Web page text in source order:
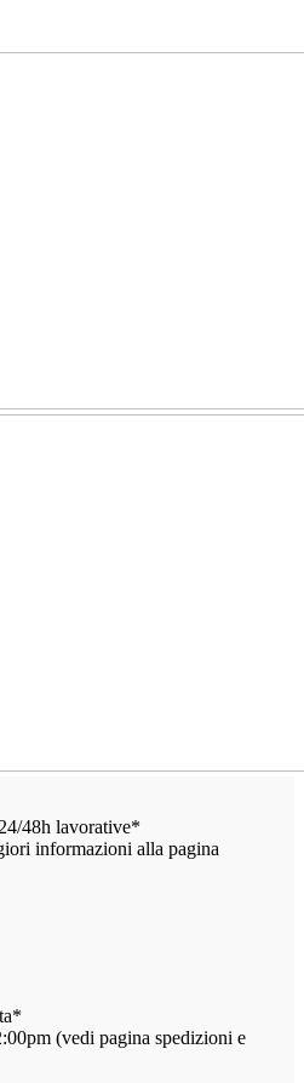
48h lavorative*
informazioni alla pagina
(vedi pagina spedizioni e